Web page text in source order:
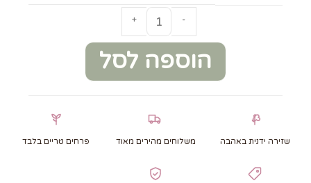
-
+
הוספה לסל
שזירה ידנית באהבה משלוחים מהירים מאוד פרחים טריים בלבד